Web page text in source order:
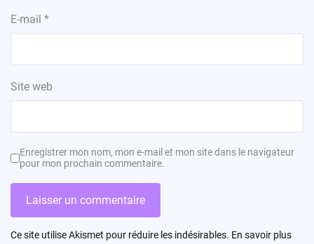
E-mail *
Site web
Enregistrer mon nom, mon e-mail et mon site dans le navigateur
pour mon prochain commentaire.
Ce site utilise Akismet pour réduire les indésirables. En savoir plus